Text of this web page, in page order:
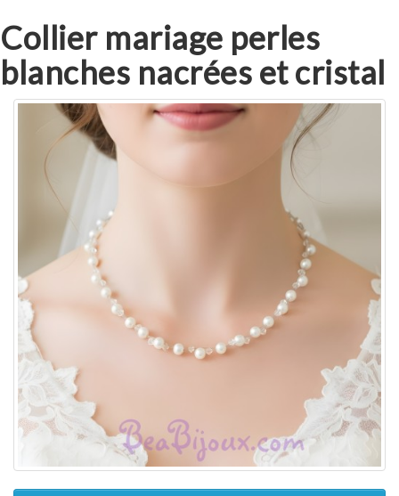
Collier mariage perles
blanches nacrées et cristal